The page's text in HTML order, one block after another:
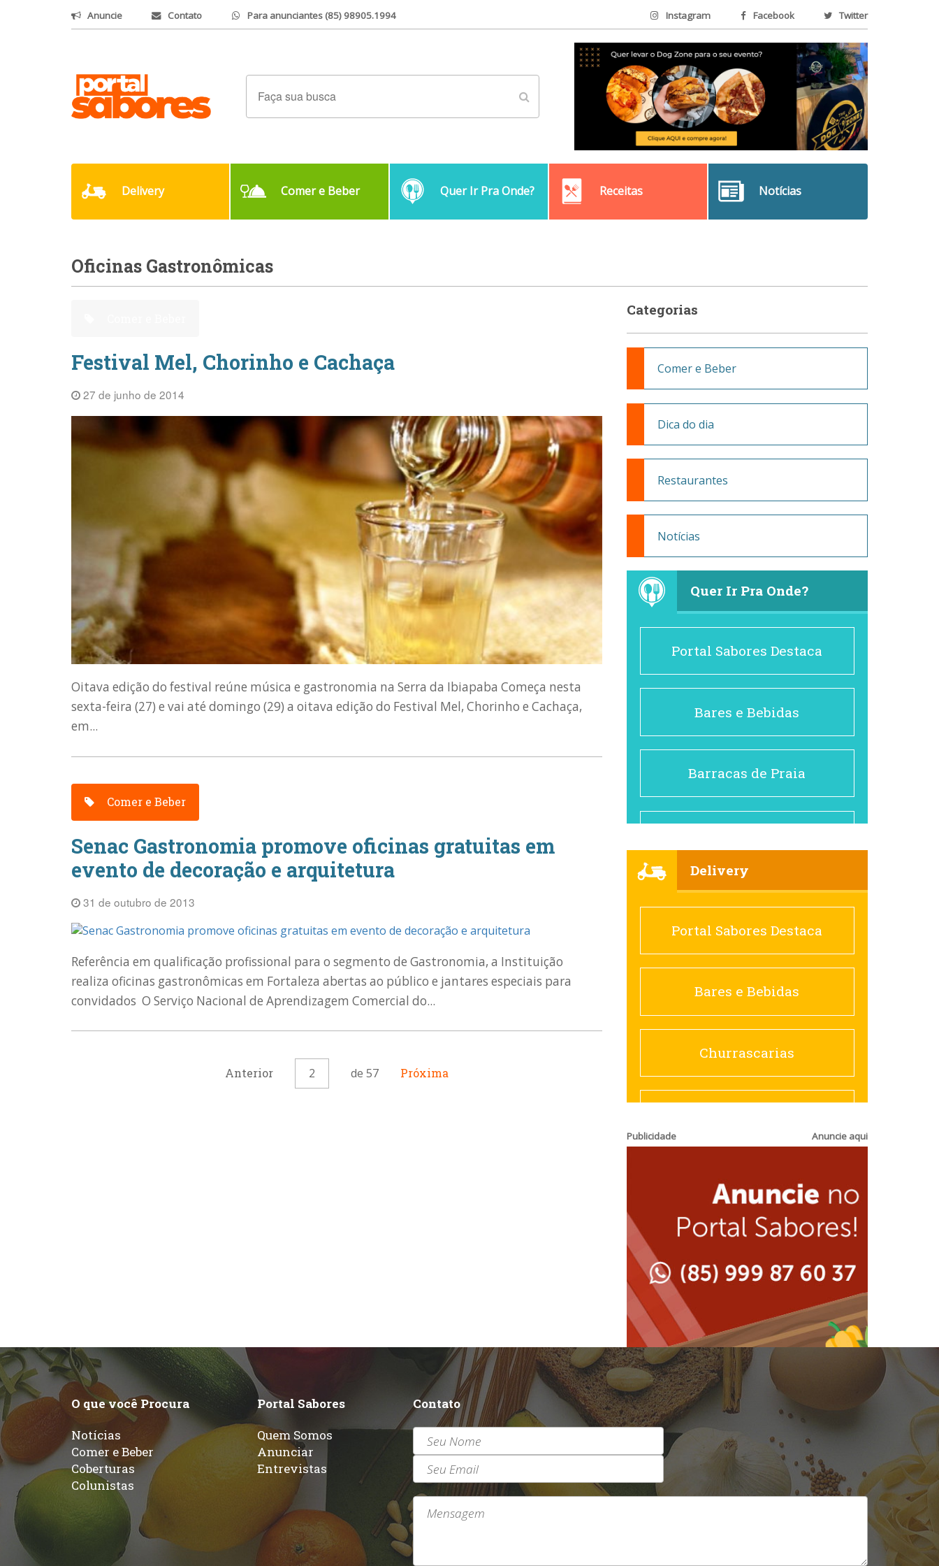
Anuncie Contato Para anunciantes (85) 98905.1994 Instagram Facebook Twitter
Delivery Comer e Beber Quer Ir Pra Onde? Receitas Notícias
Oficinas Gastronômicas
Festival Mel, Chorinho e Cachaça
27 de junho de 2014
Oitava edição do festival reúne música e gastronomia na Serra da Ibiapaba Começa nesta
sexta-feira (27) e vai até domingo (29) a oitava edição do Festival Mel, Chorinho e Cachaça,
em...
Comer e Beber
Senac Gastronomia promove oficinas gratuitas em
evento de decoração e arquitetura
31 de outubro de 2013
Referência em qualificação profissional para o segmento de Gastronomia, a Instituição
realiza oficinas gastronômicas em Fortaleza abertas ao público e jantares especiais para
convidados O Serviço Nacional de Aprendizagem Comercial do...
Anterior 2 de 57 Próxima
Categorias
Comer e Beber
Dica do dia
Restaurantes
Notícias
Quer Ir Pra Onde?
Portal Sabores Destaca
Bares e Bebidas
Barracas de Praia
Cafés
Churrascarias
Comida saudável
Contemporânea
Espanhola
Francesa
Hamburguerias e
Sanduicherias
Internacional
Japonesa e Oriental
Delivery
Portal Sabores Destaca
Bares e Bebidas
Churrascarias
Sanduicherias
Lanchonetes
Massas
Padarias e Confeitarias
Peixes e Frutos do Mar
Pizzarias
Publicidade Anuncie aqui
O que você Procura
Notícias
Comer e Beber
Coberturas
Colunistas
Portal Sabores
Quem Somos
Anunciar
Entrevistas
Contato